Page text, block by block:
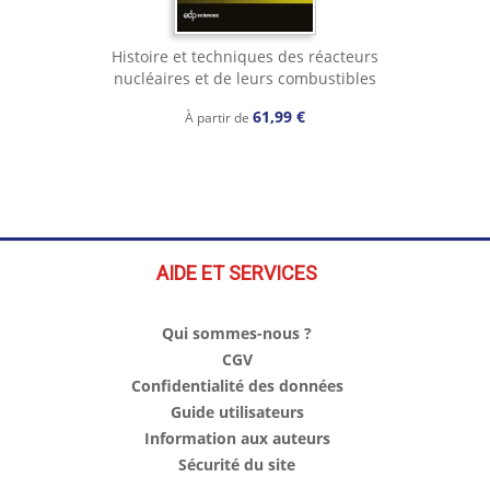
Histoire et techniques des réacteurs
nucléaires et de leurs combustibles
À partir de 61,99 €
AIDE ET SERVICES
Qui sommes-nous ?
CGV
Confidentialité des données
Guide utilisateurs
Information aux auteurs
Sécurité du site